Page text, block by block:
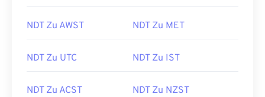
NDT Zu AWST NDT Zu MET
NDT Zu UTC NDT Zu IST
NDT Zu ACST NDT Zu NZST